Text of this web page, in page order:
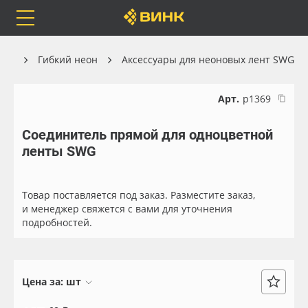
Каталог
Бренды
Оплата
Весь каталог
Самоклеящиеся плёнки
Чернила
Гибкий неон Аксессуары для неоновых лент SWG
Арт. р1369
Соединитель прямой для одноцветной
ленты SWG
Товар поставляется под заказ. Разместите заказ,
и менеджер свяжется с вами для уточнения
подробностей.
Цена за: шт